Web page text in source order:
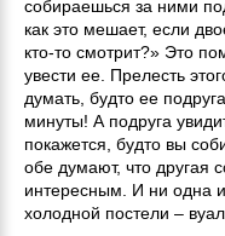
собираешься за ними
как это мешает, если
кто-то смотрит?» Это
увести ее. Прелесть
думать, будто ее
минуты! А подруга
покажется, будто вы
обе думают, что другая
интересным. И ни одна
холодной постели –